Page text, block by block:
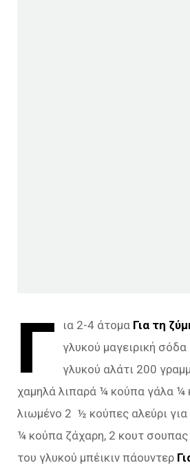
Γ ια 2-4 άτομα Για τη
γλυκού μαγειρική
γλυκού αλάτι 200
χαμηλά λιπαρά ¼ κούπα γάλα ¼
λιωμένο 2 ½ κούπες αλεύρι για
¼ κούπα ζάχαρη, 2 κουτ σουπας
του γλυκού μπέικιν πάουντερ